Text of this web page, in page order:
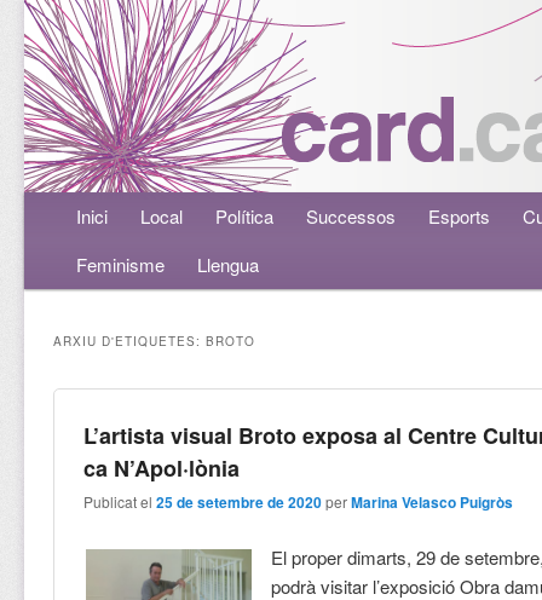
Menú principalAneu al contingut principal
Aneu al contingut secundari
Inici Local Política Successos Esports
Feminisme
Llengua
ARXIU D'ETIQUETES:BROTO
L’artista visual Broto exposa al Centre
ca N’Apol·lònia
Publicat el25 de setembre de 2020 perMarina Velasco Puigròs
El proper dimarts, 29 de
podrà visitar l’exposició Obra